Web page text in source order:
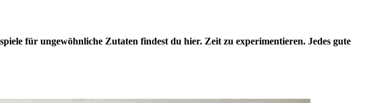
für ungewöhnliche Zutaten findest du hier. Zeit zu experimentieren. Jedes gute